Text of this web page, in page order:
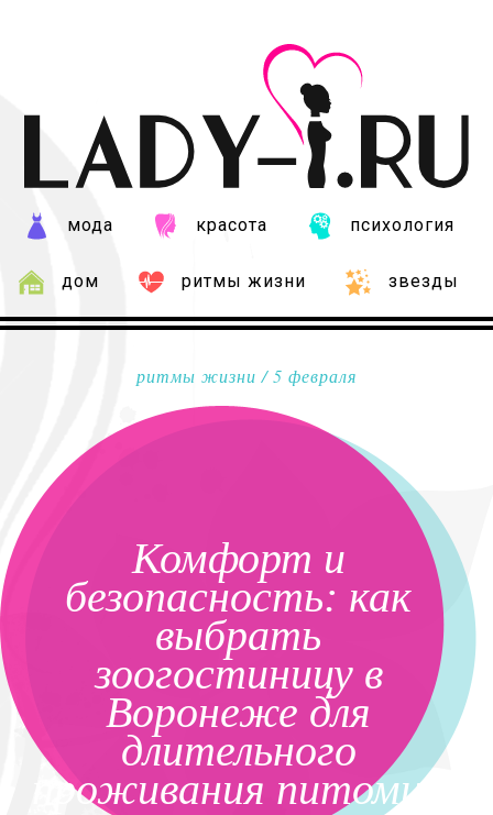
мода красота психология
дом ритмы жизни звезды
ритмы жизни / 5 февраля
Комфорт и
безопасность: как
выбрать
зоогостиницу в
Воронеже для
длительного
проживания питомца